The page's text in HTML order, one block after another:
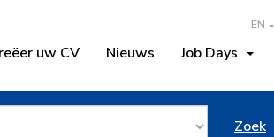
EN
uw CV Nieuws Job Days
Zoek